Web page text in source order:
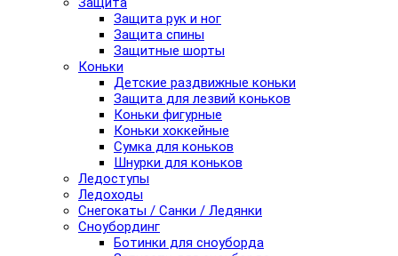
Защита рук и ног
Защита спины
Защитные шорты
Коньки
Детские раздвижные коньки
Защита для лезвий коньков
Коньки фигурные
Коньки хоккейные
Сумка для коньков
Шнурки для коньков
Ледоступы
Ледоходы
Снегокаты / Санки / Ледянки
Сноубординг
Ботинки для сноуборда